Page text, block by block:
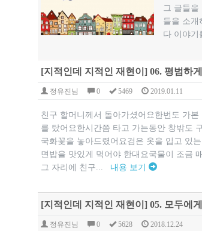
그 글들을
들을 소개
다 이야
[지적인데 지적인 재현이] 06. 평범하
정유진님 0 5469 2019.01.11
친구 할머니께서 돌아가셨어요한번도 가
를 탔어요한시간쯤 타고 가는동안 창밖도
국화꽃을 놓아드렸어요검은 옷을 입고 있
면밥을 맛있게 먹어야 한대요국물이 조금
그 자리에 친구... 내용 보기
[지적인데 지적인 재현이] 05. 모두에
정유진님 0 5628 2018.12.24